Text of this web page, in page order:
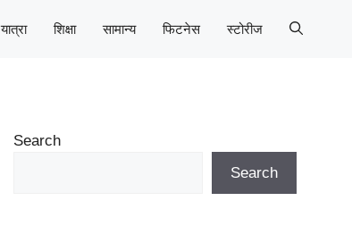
यात्रा शिक्षा सामान्य फिटनेस स्टोरीज
Search
Search